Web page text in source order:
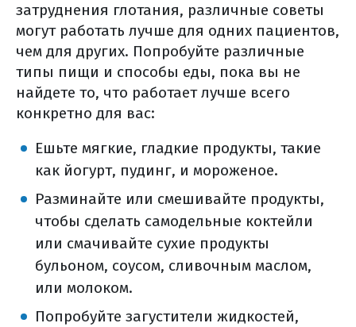
затруднения глотания, различные советы
могут работать лучше для одних пациентов,
чем для других. Попробуйте различные
типы пищи и способы еды, пока вы не
найдете то, что работает лучше всего
конкретно для вас:
Ешьте мягкие, гладкие продукты, такие
как йогурт, пудинг, и мороженое.
Разминайте или смешивайте продукты,
чтобы сделать самодельные коктейли
или смачивайте сухие продукты
бульоном, соусом, сливочным маслом,
или молоком.
Попробуйте загустители жидкостей,